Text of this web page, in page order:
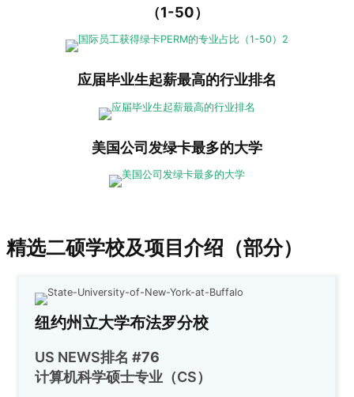
（1-50）
应届毕业生起薪最高的行业排名
美国公司发绿卡最多的大学
精选二硕学校及项目介绍（部分）
纽约州立大学布法罗分校
US NEWS排名 #76
计算机科学硕士专业（CS）